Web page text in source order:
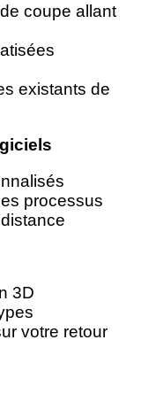
coupe allant
existants de
processus
3D
votre retour